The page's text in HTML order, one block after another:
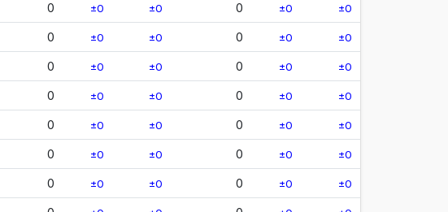
0 ±0 ±0 0 ±0 ±0
0 ±0 ±0 0 ±0 ±0
0 ±0 ±0 0 ±0 ±0
0 ±0 ±0 0 ±0 ±0
0 ±0 ±0 0 ±0 ±0
0 ±0 ±0 0 ±0 ±0
0 ±0 ±0 0 ±0 ±0